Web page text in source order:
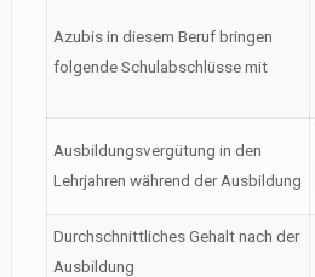
Azubis in diesem Beruf bringen
folgende Schulabschlüsse mit
Ausbildungsvergütung in den
Lehrjahren während der Ausbildung
Durchschnittliches Gehalt nach der
Ausbildung